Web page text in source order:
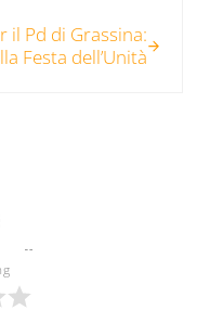
il Pd di Grassina:
Festa dell’Unità